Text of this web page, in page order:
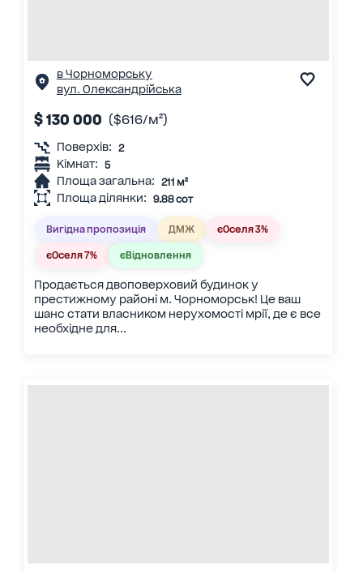
в Чорноморську
вул. Олександрійська
$ 130 000 ($616/м²)
Поверхів: 2
Кімнат: 5
Площа загальна: 211 м²
Площа ділянки: 9.88 сот
Вигідна пропозиція ДМЖ єОселя 3%
єОселя 7% єВідновлення
Продається двоповерховий будинок у
престижному районі м. Чорноморськ! Це ваш
шанс стати власником нерухомості мрії, де є все
необхідне для...